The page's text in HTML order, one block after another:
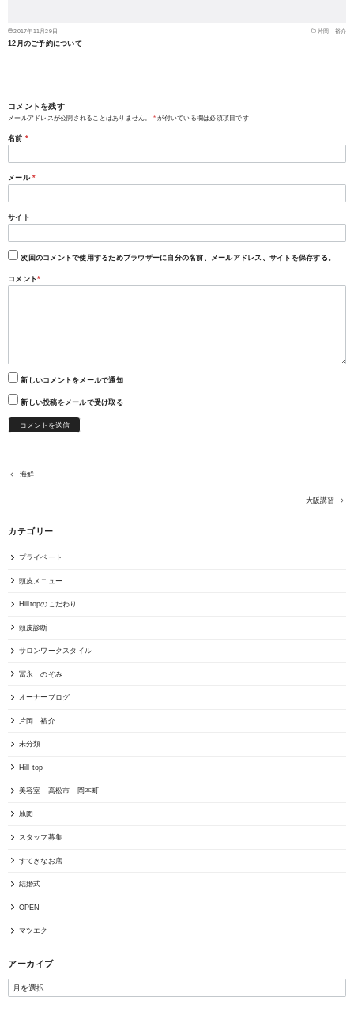
2017年11月29日 片岡 裕介
12月のご予約について
コメントを残す
メールアドレスが公開されることはありません。 * が付いている欄は必須項目です
名前 *
メール *
サイト
次回のコメントで使用するためブラウザーに自分の名前、メールアドレス、サイトを保存する。
コメント*
新しいコメントをメールで通知
新しい投稿をメールで受け取る
海鮮
大阪講習
カテゴリー
プライベート
頭皮メニュー
Hilltopのこだわり
頭皮診断
サロンワークスタイル
冨永 のぞみ
オーナーブログ
片岡 裕介
未分類
Hill top
美容室 高松市 岡本町
地図
スタッフ募集
すてきなお店
結婚式
OPEN
マツエク
アーカイブ